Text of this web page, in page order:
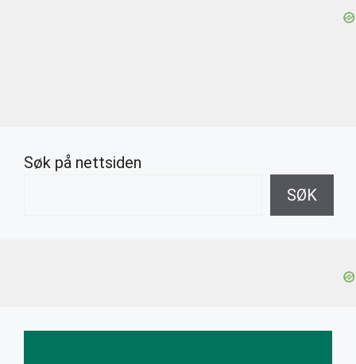
Søk på nettsiden
SØK